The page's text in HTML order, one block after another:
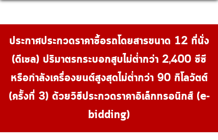
Skip
content
ประกาศประกวดราคาซื้อรถโดยสารขนาด 12 ที่นั่ง
(ดีเซล) ปริมาตรกระบอกสูบไม่ต่ำกว่า 2,400 ซีซี
หรือกำลังเครื่องยนต์สูงสุดไม่ต่ำกว่า 90 กิโลวัตต์
(ครั้งที่ 3) ด้วยวิธีประกวดราคาอิเล็กทรอนิกส์ (e-
bidding)